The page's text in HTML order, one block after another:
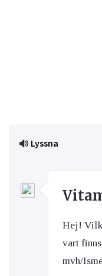
Lyssna
Hej!
vart
mvh/